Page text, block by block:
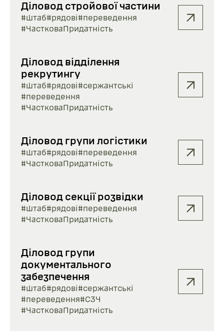
Діловод стройової частини
#штаб#рядові#переведення
#ЧастковаПридатність
Діловод відділення
рекрутингу
#штаб#рядові#сержантські
#переведення
#ЧастковаПридатність
Діловод групи логістики
#штаб#рядові#переведення
#ЧастковаПридатність
Діловод секції розвідки
#штаб#рядові#переведення
#ЧастковаПридатність
Діловод групи
документального
забезпечення
#штаб#рядові#сержантські
#переведення#СЗЧ
#ЧастковаПридатність